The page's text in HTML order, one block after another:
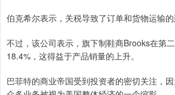
伯克希尔表示，关税导致了订单和货物运输的
不过，该公司表示，旗下制鞋商Brooks在第
18.4%，这得益于产品销量的上升。
巴菲特的商业帝国受到投资者的密切关注，